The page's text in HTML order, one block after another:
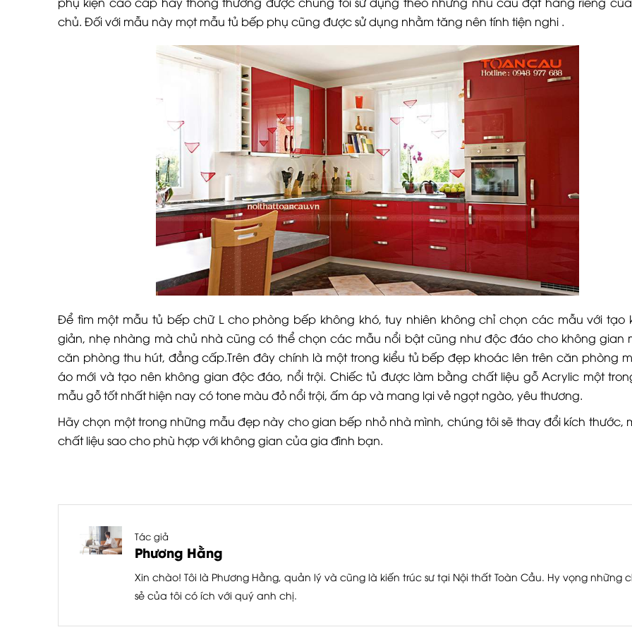
chủ. Đối với mẫu này mọt mẫu tủ bếp phụ cũng được sử dụng nhằm tăng nên tính tiện nghi .
Để tìm một mẫu tủ bếp chữ L cho phòng bếp không khó, tuy nhiên không chỉ chọn các mẫu với tạo
giản, nhẹ nhàng mà chủ nhà cũng có thể chọn các mẫu nổi bật cũng như độc đáo cho không gian
căn phòng thu hút, đẳng cấp.Trên đây chính là một trong kiểu tủ bếp đẹp khoác lên trên căn phòng
áo mới và tạo nên không gian độc đáo, nổi trội. Chiếc tủ được làm bằng chất liệu gỗ Acrylic một
mẫu gỗ tốt nhất hiện nay có tone màu đỏ nổi trội, ấm áp và mang lại vẻ ngọt ngào, yêu thương.
Hãy chọn một trong những mẫu đẹp này cho gian bếp nhỏ nhà mình, chúng tôi sẽ thay đổi kích thước,
chất liệu sao cho phù hợp với không gian của gia đình bạn.
Tác giả
Phương Hằng
Xin chào! Tôi là Phương Hằng, quản lý và cũng là kiến trúc sư tại Nội thất Toàn Cầu. Hy vọng những
sẻ của tôi có ích với quý anh chị.